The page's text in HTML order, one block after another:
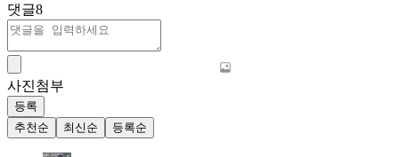
댓글8
사진첨부
등록
추천순
최신순 등록순